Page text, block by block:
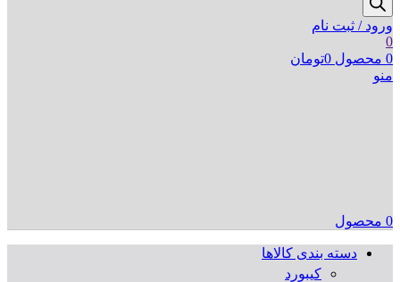
ورود / ثبت نام
0
0 محصول 0تومان
منو
0 محصول
دسته بندی کالاها
کیبورد